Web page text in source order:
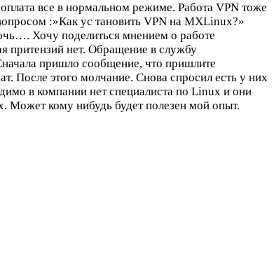
все в нормальном режиме. Работа VPN тоже
:»Как ус тановить VPN на MXLinux?»
Хочу поделиться мнением о работе
притензий нет. Обращение в службу
пришло сообщение, что пришлите
После этого молчание. Снова спросил есть у них
в компании нет специалиста по Linux и они
Может кому нибудь будет полезен мой опыт.